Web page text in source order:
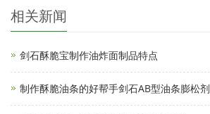
相关新闻
剑石酥脆宝制作油炸面制品特点
制作酥脆油条的好帮手剑石AB型油条膨松剂